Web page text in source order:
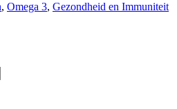
, Omega 3, Gezondheid en Immuniteit